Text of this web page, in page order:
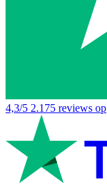
4,3/5 2.175 reviews op